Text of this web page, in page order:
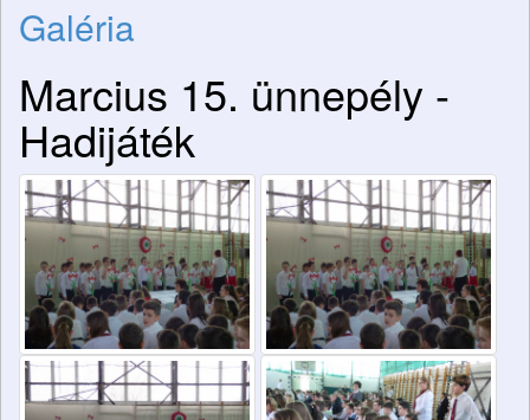
Galéria
Marcius 15. ünnepély -
Hadijáték